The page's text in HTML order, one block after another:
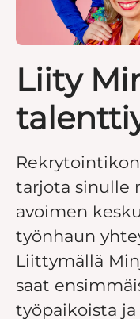
Liity
tarjota sinulle
avoimen
työnhaun
Liittymällä
saat
työpaikoista ja